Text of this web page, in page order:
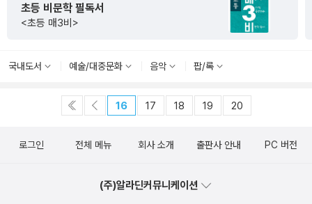
초등 비문학 필독서
<초등 매3비>
국내도서 예술/대중문화 음악 팝/록
16 17 18 19 20
로그인 전체 메뉴 회사 소개 출판사 안내 PC 버전
(주)알라딘커뮤니케이션